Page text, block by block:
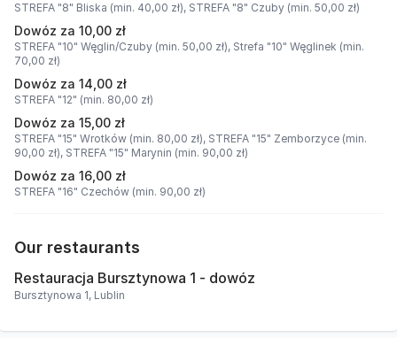
STREFA "8" Bliska (min. 40,00 zł), STREFA "8" Czuby (min. 50,00 zł)
Dowóz za 10,00 zł
STREFA "10" Węglin/Czuby (min. 50,00 zł), Strefa "10" Węglinek (min.
70,00 zł)
Dowóz za 14,00 zł
STREFA "12" (min. 80,00 zł)
Dowóz za 15,00 zł
STREFA "15" Wrotków (min. 80,00 zł), STREFA "15" Zemborzyce (min.
90,00 zł), STREFA "15" Marynin (min. 90,00 zł)
Dowóz za 16,00 zł
STREFA "16" Czechów (min. 90,00 zł)
Our restaurants
Restauracja Bursztynowa 1 - dowóz
Bursztynowa 1, Lublin